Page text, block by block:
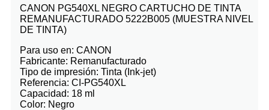
CANON PG540XL NEGRO CARTUCHO DE TINTA
REMANUFACTURADO 5222B005 (MUESTRA NIVEL
DE TINTA)
Para uso en: CANON
Fabricante: Remanufacturado
Tipo de impresión: Tinta (Ink-jet)
Referencia: CI-PG540XL
Capacidad: 18 ml
Color: Negro